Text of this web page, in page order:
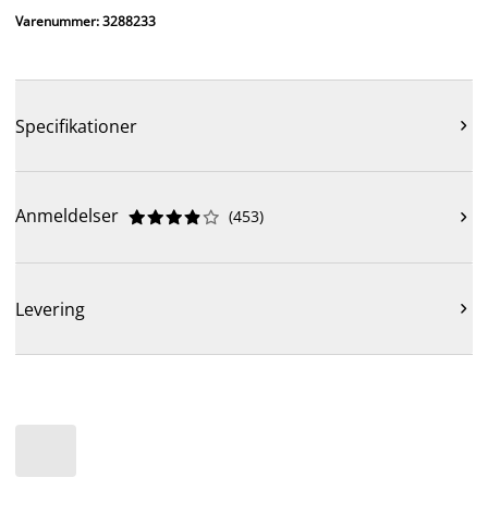
Varenummer: 3288233
Specifikationer 
Anmeldelser 




 (453) 
Levering 